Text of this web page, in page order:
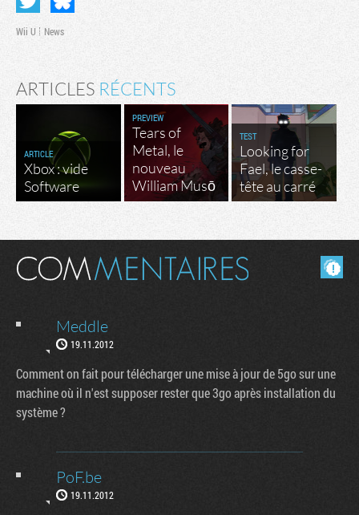
Wii U News
ARTICLES RÉCENTS
ARTICLE
Xbox : vide
Software
PREVIEW
Tears of
Metal, le
nouveau
William Musō
TEST
Looking for
Fael, le casse-
tête au carré
Masquer les commentaires lus.
Meddle
19.11.2012
Comment on fait pour télécharger une mise à jour de 5go sur une
machine où il n'est supposer rester que 3go après installation du
système ?
PoF.be
19.11.2012